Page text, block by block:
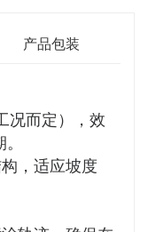
产品包装
况而定），效
，适应坡度